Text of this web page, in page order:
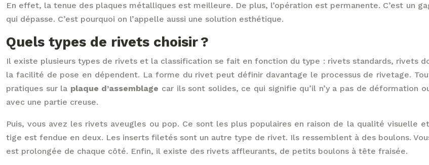
En effet, la tenue des plaques métalliques est meilleure. De plus, l’opération est permanente. C’est un
qui dépasse. C’est pourquoi on l’appelle aussi une solution esthétique.
Quels types de rivets choisir ?
Il existe plusieurs types de rivets et la classification se fait en fonction du type : rivets standards, rivets
la facilité de pose en dépendent. La forme du rivet peut définir davantage le processus de rivetage.
pratiques sur la plaque d’assemblage car ils sont solides, ce qui signifie qu’il n’y a pas de
avec une partie creuse.
Puis, vous avez les rivets aveugles ou pop. Ce sont les plus populaires en raison de la qualité visuelle
tige est fendue en deux. Les inserts filetés sont un autre type de rivet. Ils ressemblent à des boulons.
est prolongée de chaque côté. Enfin, il existe des rivets affleurants, de petits boulons à tête fraisée.